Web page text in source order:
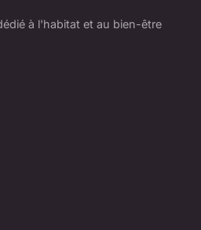
à l'habitat et au bien-être